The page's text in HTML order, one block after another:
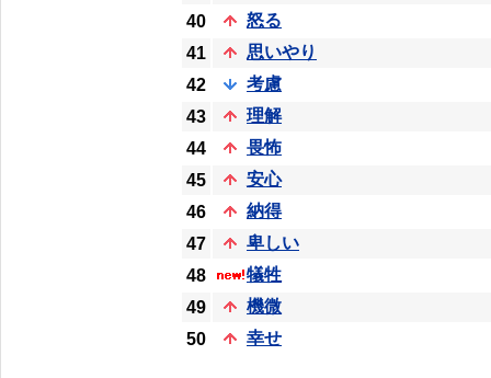
40
怒る
41
思いやり
42
考慮
43
理解
44
畏怖
45
安心
46
納得
47
卑しい
48
犠牲
49
機微
50
幸せ